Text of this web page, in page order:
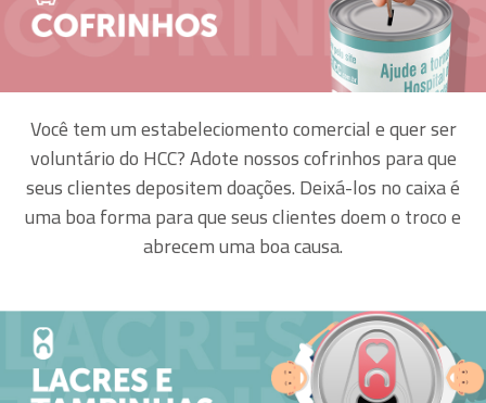
Você tem um estabeleciomento comercial e quer ser
voluntário do HCC? Adote nossos cofrinhos para que
seus clientes depositem doações. Deixá-los no caixa é
uma boa forma para que seus clientes doem o troco e
abrecem uma boa causa.